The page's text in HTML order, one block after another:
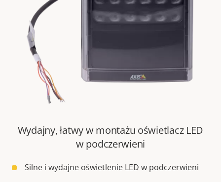
Wydajny, łatwy w montażu oświetlacz LED
w podczerwieni
Silne i wydajne oświetlenie LED w podczerwieni